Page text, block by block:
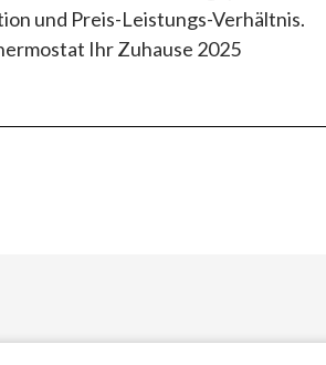
und Preis-Leistungs-Verhältnis.
Ihr Zuhause 2025